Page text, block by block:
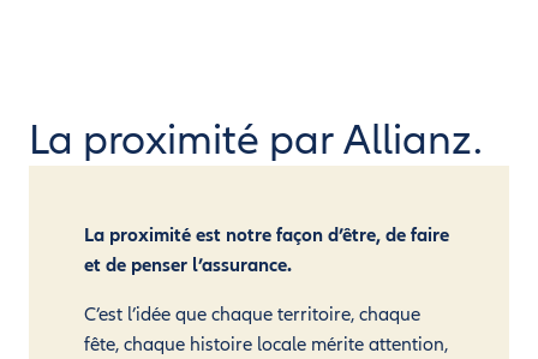
La proximité par Allianz.
La proximité est notre façon d’être, de faire
et de penser l’assurance.
C’est l’idée que chaque territoire, chaque
fête, chaque histoire locale mérite attention,